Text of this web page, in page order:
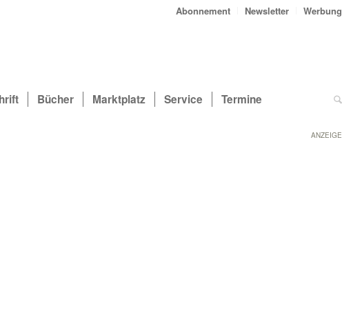
Abonnement Newsletter Werbung
Bücher Marktplatz Service Termine
ANZEIGE